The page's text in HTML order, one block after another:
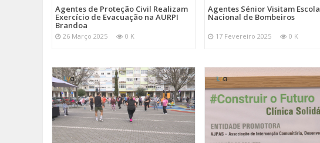
Agentes de Proteção Civil Realizam
Exercício de Evacuação na AURPI
Brandoa
26 Março 2025 0 K
Agentes Sénior Visitam Escola
Nacional de Bombeiros
17 Fevereiro 2025 0 K